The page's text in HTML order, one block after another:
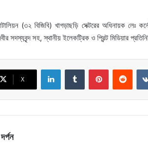
(৩২ বিজিবি) খাগড়াছড়ি সেক্টরের অধিনায়ক
সদস্যবৃন্দ সহ, স্থানীয় ইলেকট্রিক ও প্রিন্ট মিডিয়ার
X
LinkedInTumblr Pinterest
দর্পন